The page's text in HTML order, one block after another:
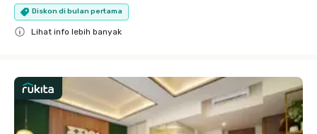
Diskon di bulan pertama
Lihat info lebih banyak